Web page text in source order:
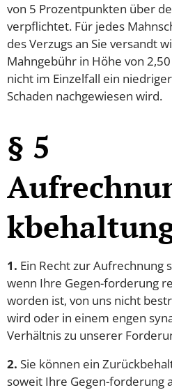
von 5 Prozentpunkten über
verpflichtet. Für jedes
des Verzugs an Sie versandt
Mahngebühr in Höhe von
nicht im Einzelfall ein
Schaden nachgewiesen wird.
§ 5
1. Ein Recht zur Aufrechnung
wenn Ihre Gegen-forderung
worden ist, von uns nicht
wird oder in einem engen
Verhältnis zu unserer
2. Sie können ein
soweit Ihre Gegen-forderung